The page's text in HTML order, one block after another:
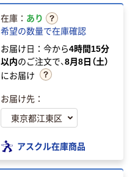
在庫： あり
希望の数量で在庫確認
お届け日：今から4時間15分
以内のご注文で、8月8日（土）
にお届け
お届け先：
アスクル在庫商品